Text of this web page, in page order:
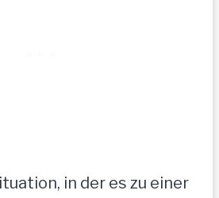
in der es zu einer